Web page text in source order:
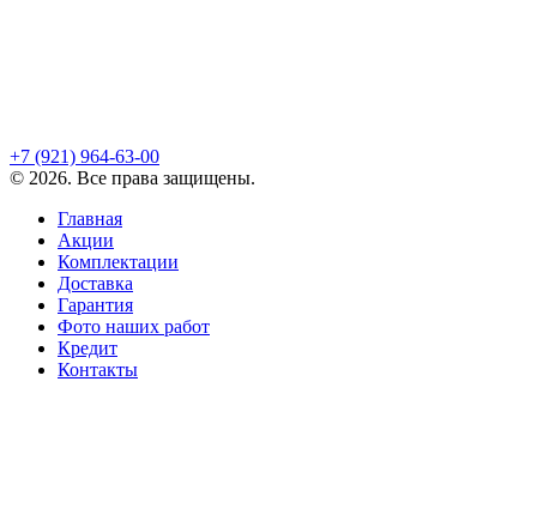
+7 (921) 964-63-00
© 2026. Все права защищены.
Главная
Акции
Комплектации
Доставка
Гарантия
Фото наших работ
Кредит
Контакты